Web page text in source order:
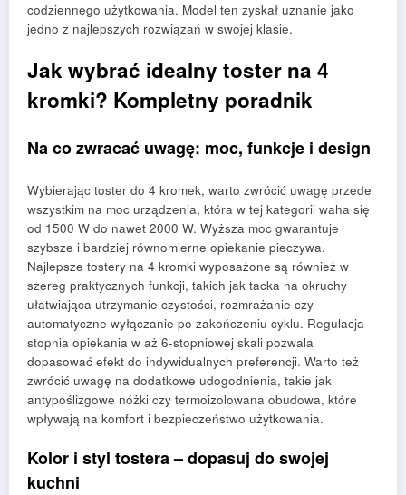
codziennego użytkowania. Model ten zyskał uznanie jako
jedno z najlepszych rozwiązań w swojej klasie.
Jak wybrać idealny toster na 4
kromki? Kompletny poradnik
Na co zwracać uwagę: moc, funkcje i design
Wybierając toster do 4 kromek, warto zwrócić uwagę przede
wszystkim na moc urządzenia, która w tej kategorii waha się
od 1500 W do nawet 2000 W. Wyższa moc gwarantuje
szybsze i bardziej równomierne opiekanie pieczywa.
Najlepsze tostery na 4 kromki wyposażone są również w
szereg praktycznych funkcji, takich jak tacka na okruchy
ułatwiająca utrzymanie czystości, rozmrażanie czy
automatyczne wyłączanie po zakończeniu cyklu. Regulacja
stopnia opiekania w aż 6-stopniowej skali pozwala
dopasować efekt do indywidualnych preferencji. Warto też
zwrócić uwagę na dodatkowe udogodnienia, takie jak
antypoślizgowe nóżki czy termoizolowana obudowa, które
wpływają na komfort i bezpieczeństwo użytkowania.
Kolor i styl tostera – dopasuj do swojej
kuchni